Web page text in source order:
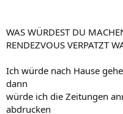
WAS WÜRDEST DU
RENDEZVOUS VERPATZT
Ich würde nach Hause
dann
würde ich die Zeitungen
abdrucken